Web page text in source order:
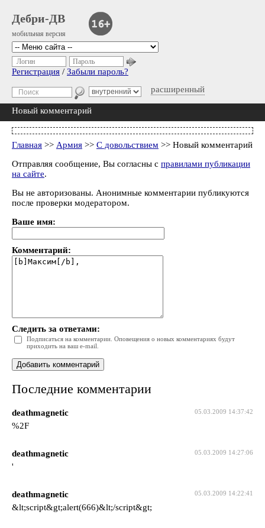
Дебри-ДВ
мобильная версия
расширенный
Логин Пароль
Регистрация / Забыли пароль?
Новый комментарий
Главная >> Армия >> С довольствием >> Новый комментарий
Отправляя сообщение, Вы согласны с правилами публикации
на сайте.
Вы не авторизованы. Анонимные комментарии публикуются
после проверки модератором.
Ваше имя:
Комментарий:
Следить за ответами:
Подписаться на комментарии. Оповещения о новых комментариях будут
приходить на ваш e-mail.
Последние комментарии
05.03.2009 14:37:42
deathmagnetic
%2F
05.03.2009 14:27:06
deathmagnetic
'
05.03.2009 14:22:41
deathmagnetic
&lt;script&gt;alert(666)&lt;/script&gt;